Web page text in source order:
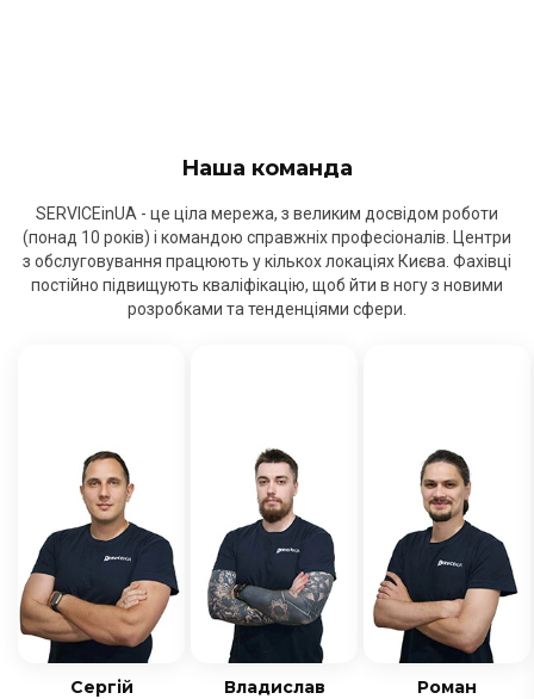
Наша команда
SERVICEinUA - це ціла мережа, з великим досвідом роботи
(понад 10 років) і командою справжніх професіоналів. Центри
з обслуговування працюють у кількох локаціях Києва. Фахівці
постійно підвищують кваліфікацію, щоб йти в ногу з новими
розробками та тенденціями сфери.
Сергій Владислав Роман